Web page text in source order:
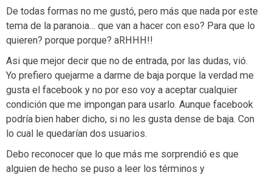
De todas formas no me gustó, pero más que nada por este
tema de la paranoia… que van a hacer con eso? Para que lo
quieren? porque porque? aRHHH!!
Asi que mejor decir que no de entrada, por las dudas, vió.
Yo prefiero quejarme a darme de baja porque la verdad me
gusta el facebook y no por eso voy a aceptar cualquier
condición que me impongan para usarlo. Aunque facebook
podría bien haber dicho, si no les gusta dense de baja. Con
lo cual le quedarían dos usuarios.
Debo reconocer que lo que más me sorprendió es que
alguien de hecho se puso a leer los términos y